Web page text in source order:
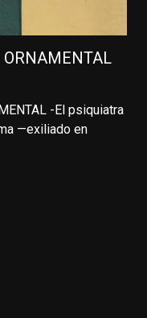
ORNAMENTAL
-El psiquiatra
—exiliado en